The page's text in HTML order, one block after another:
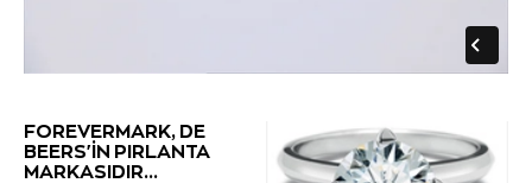
FOREVERMARK, DE
BEERS'İN PIRLANTA
MARKASIDIR...